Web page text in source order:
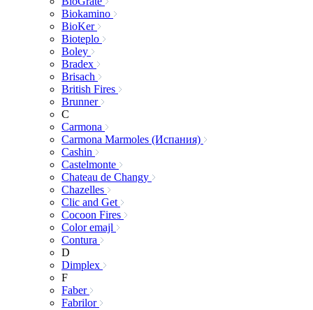
Biokamino
BioKer
Bioteplo
Boley
Bradex
Brisach
British Fires
Brunner
C
Carmona
Carmona Marmoles (Испания)
Cashin
Castelmonte
Chateau de Changy
Chazelles
Clic and Get
Cocoon Fires
Color emajl
Contura
D
Dimplex
F
Faber
Fabrilor